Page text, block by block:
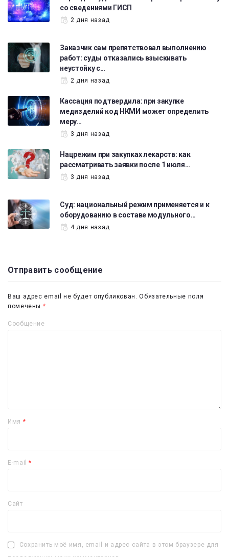
со сведениями ГИСП
2 дня назад
Заказчик сам препятствовал выполнению
работ: суды отказались взыскивать
неустойку с…
2 дня назад
Кассация подтвердила: при закупке
медизделий код НКМИ может определить
меру…
3 дня назад
Нацрежим при закупках лекарств: как
рассматривать заявки после 1 июля…
3 дня назад
Суд: национальный режим применяется и к
оборудованию в составе модульного…
4 дня назад
Отправить сообщение
Ваш адрес email не будет опубликован. Обязательные поля
помечены *
Сообщение
Имя *
E-mail*
Сайт
Сохранить моё имя, email и адрес сайта в этом браузере для